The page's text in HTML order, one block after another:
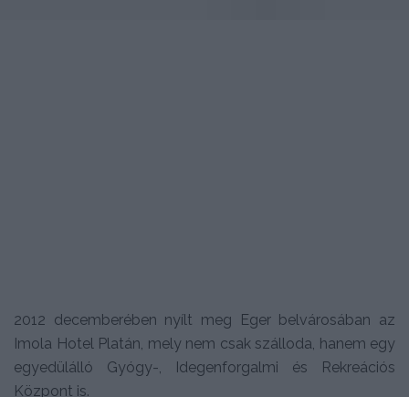
2012 decemberében nyílt meg Eger belvárosában az
Imola Hotel Platán, mely nem csak szálloda, hanem egy
egyedülálló Gyógy-, Idegenforgalmi és Rekreációs
Központ is.